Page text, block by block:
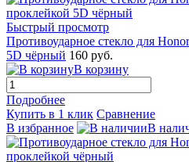
Быстрый просмотр
Противоударное стекло для
5D чёрный 160 руб.
В корзину
Подробнее
Купить в 1 клик Сравнение
В избранное
В